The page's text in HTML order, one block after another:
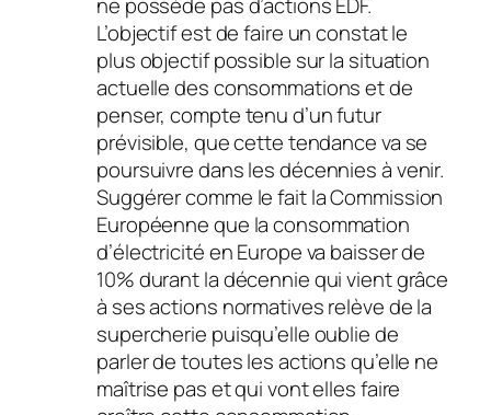
L’objectif est de faire un constat le
plus objectif possible sur la situation
actuelle des consommations et de
penser, compte tenu d’un futur
prévisible, que cette tendance va se
poursuivre dans les décennies à venir.
Suggérer comme le fait la Commission
Européenne que la consommation
d’électricité en Europe va baisser de
10% durant la décennie qui vient grâce
à ses actions normatives relève de la
supercherie puisqu’elle oublie de
parler de toutes les actions qu’elle ne
maîtrise pas et qui vont elles faire